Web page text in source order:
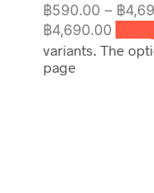
฿590.00 – ฿
฿4,690.00
variants. The
page